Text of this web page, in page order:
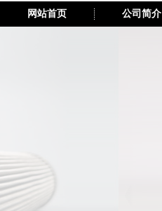
网站首页 公司简介